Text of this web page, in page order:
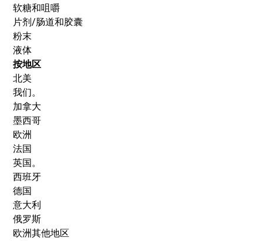
软糖和咀嚼
片剂/肠道和胶囊
粉末
液体
按地区
北美
我们。
加拿大
墨西哥
欧洲
法国
英国。
西班牙
德国
意大利
俄罗斯
欧洲其他地区